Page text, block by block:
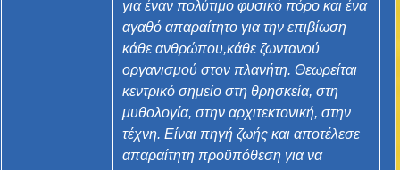
για έναν πολύτιμο φυσικό πόρο και ένα
αγαθό απαραίτητο για την επιβίωση
κάθε ανθρώπου,κάθε ζωντανού
οργανισμού στον πλανήτη. Θεωρείται
κεντρικό σημείο στη θρησκεία, στη
μυθολογία, στην αρχιτεκτονική, στην
τέχνη. Είναι πηγή ζωής και αποτέλεσε
απαραίτητη προϋπόθεση για να